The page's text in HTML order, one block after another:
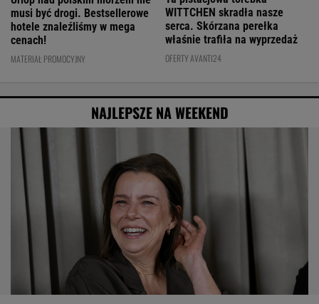
musi być drogi. Bestsellerowe
hotele znaleźliśmy w mega
cenach!
MATERIAŁ PROMOCYJNY
WITTCHEN skradła nasze
serca. Skórzana perełka
właśnie trafiła na wyprzedaż
OFERTY AVANTI24
NAJLEPSZE NA WEEKEND